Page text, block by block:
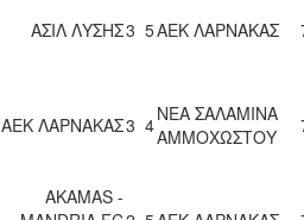
ΑΣΙΛ ΛΥΣΗΣ3 5ΑΕΚ ΛΑΡΝΑΚΑΣ
ΑΕΚ ΛΑΡΝΑΚΑΣ3 4ΝΕΑ ΣΑΛΑΜΙΝΑ
ΑΜΜΟΧΩΣΤΟΥ
AKAMAS -